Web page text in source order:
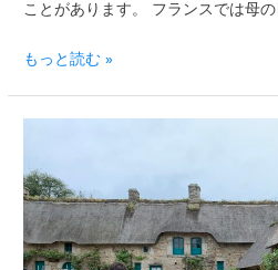
ことがあります。 フランスでは母
もっと読む »